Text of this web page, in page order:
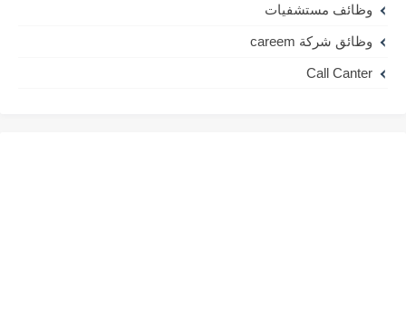
وظائف مستشفيات
وظائق شركة careem
Call Canter